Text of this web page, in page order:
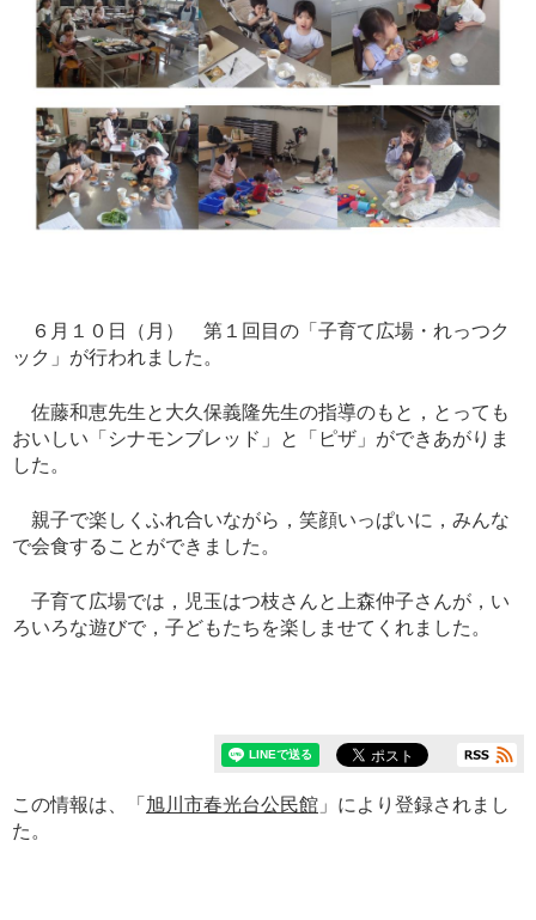
６月１０日（月） 第１回目の「子育て広場・れっつク
ック」が行われました。
佐藤和恵先生と大久保義隆先生の指導のもと，とっても
おいしい「シナモンブレッド」と「ピザ」ができあがりま
した。
親子で楽しくふれ合いながら，笑顔いっぱいに，みんな
で会食することができました。
子育て広場では，児玉はつ枝さんと上森仲子さんが，い
ろいろな遊びで，子どもたちを楽しませてくれました。
この情報は、「 旭川市春光台公民館 」により登録されまし
た。